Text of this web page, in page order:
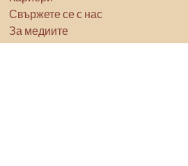
Свържете се с нас
За медиите